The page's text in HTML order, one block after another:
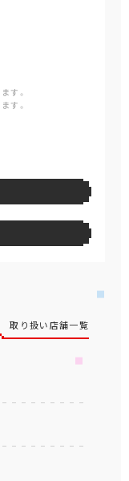
す。
す。
取り扱い店舗一覧